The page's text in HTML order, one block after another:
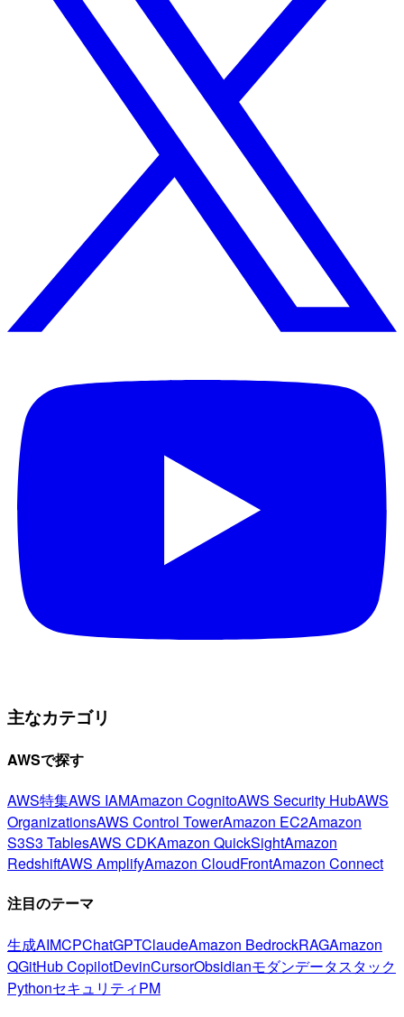
主なカテゴリ
AWSで探す
AWS特集AWS IAMAmazon CognitoAWS Security HubAWS
OrganizationsAWS Control TowerAmazon EC2Amazon
S3S3 TablesAWS CDKAmazon QuickSightAmazon
RedshiftAWS AmplifyAmazon CloudFrontAmazon Connect
注目のテーマ
生成AIMCPChatGPTClaudeAmazon BedrockRAGAmazon
QGitHub CopilotDevinCursorObsidianモダンデータスタック
PythonセキュリティPM